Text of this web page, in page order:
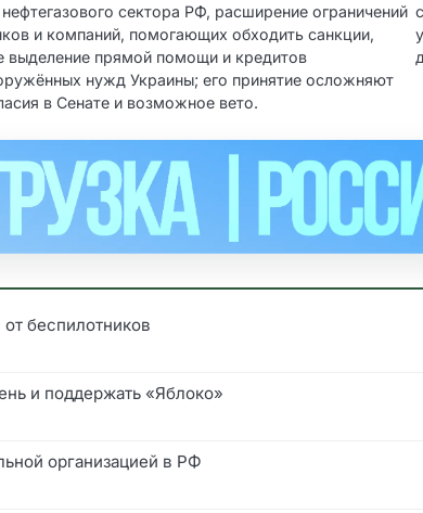
сектора РФ, расширение ограничений
и компаний, помогающих обходить санкции,
выделение прямой помощи и кредитов
нужд Украины; его принятие осложняют
в Сенате и возможное вето.
беспилотников
и поддержать «Яблоко»
организацией в РФ